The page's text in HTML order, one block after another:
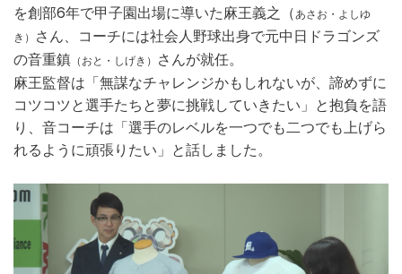
を創部6年で甲子園出場に導いた麻王義之（ あさお・よしゆ
き） さん、コーチには社会人野球出身で元中日ドラゴンズ
の音重鎮 （おと・しげき） さんが就任。
麻王監督は「無謀なチャレンジかもしれないが、諦めずに
コツコツと選手たちと夢に挑戦していきたい」と抱負を語
り、音コーチは「選手のレベルを一つでも二つでも上げら
れるように頑張りたい」と話しました。